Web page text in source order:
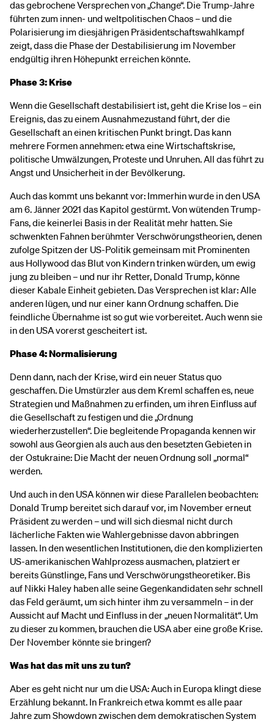
das gebrochene Versprechen von „Change“. Die Trump-Jahre
führten zum innen- und weltpolitischen Chaos – und die
Polarisierung im diesjährigen Präsidentschaftswahlkampf
zeigt, dass die Phase der Destabilisierung im November
endgültig ihren Höhepunkt erreichen könnte.
Phase 3: Krise
Wenn die Gesellschaft destabilisiert ist, geht die Krise los – ein
Ereignis, das zu einem Ausnahmezustand führt, der die
Gesellschaft an einen kritischen Punkt bringt. Das kann
mehrere Formen annehmen: etwa eine Wirtschaftskrise,
politische Umwälzungen, Proteste und Unruhen. All das führt zu
Angst und Unsicherheit in der Bevölkerung.
Auch das kommt uns bekannt vor: Immerhin wurde in den USA
am 6. Jänner 2021 das Kapitol gestürmt. Von wütenden Trump-
Fans, die keinerlei Basis in der Realität mehr hatten. Sie
schwenkten Fahnen berühmter Verschwörungstheorien, denen
zufolge Spitzen der US-Politik gemeinsam mit Prominenten
aus Hollywood das Blut von Kindern trinken würden, um ewig
jung zu bleiben – und nur ihr Retter, Donald Trump, könne
dieser Kabale Einheit gebieten. Das Versprechen ist klar: Alle
anderen lügen, und nur einer kann Ordnung schaffen. Die
feindliche Übernahme ist so gut wie vorbereitet. Auch wenn sie
in den USA vorerst gescheitert ist.
Phase 4: Normalisierung
Denn dann, nach der Krise, wird ein neuer Status quo
geschaffen. Die Umstürzler aus dem Kreml schaffen es, neue
Strategien und Maßnahmen zu erfinden, um ihren Einfluss auf
die Gesellschaft zu festigen und die „Ordnung
wiederherzustellen“. Die begleitende Propaganda kennen wir
sowohl aus Georgien als auch aus den besetzten Gebieten in
der Ostukraine: Die Macht der neuen Ordnung soll „normal“
werden.
Und auch in den USA können wir diese Parallelen beobachten:
Donald Trump bereitet sich darauf vor, im November erneut
Präsident zu werden – und will sich diesmal nicht durch
lächerliche Fakten wie Wahlergebnisse davon abbringen
lassen. In den wesentlichen Institutionen, die den komplizierten
US-amerikanischen Wahlprozess ausmachen, platziert er
bereits Günstlinge, Fans und Verschwörungstheoretiker. Bis
auf Nikki Haley haben alle seine Gegenkandidaten sehr schnell
das Feld geräumt, um sich hinter ihm zu versammeln – in der
Aussicht auf Macht und Einfluss in der „neuen Normalität“. Um
zu dieser zu kommen, brauchen die USA aber eine große Krise.
Der November könnte sie bringen?
Was hat das mit uns zu tun?
Aber es geht nicht nur um die USA: Auch in Europa klingt diese
Erzählung bekannt. In Frankreich etwa kommt es alle paar
Jahre zum Showdown zwischen dem demokratischen System